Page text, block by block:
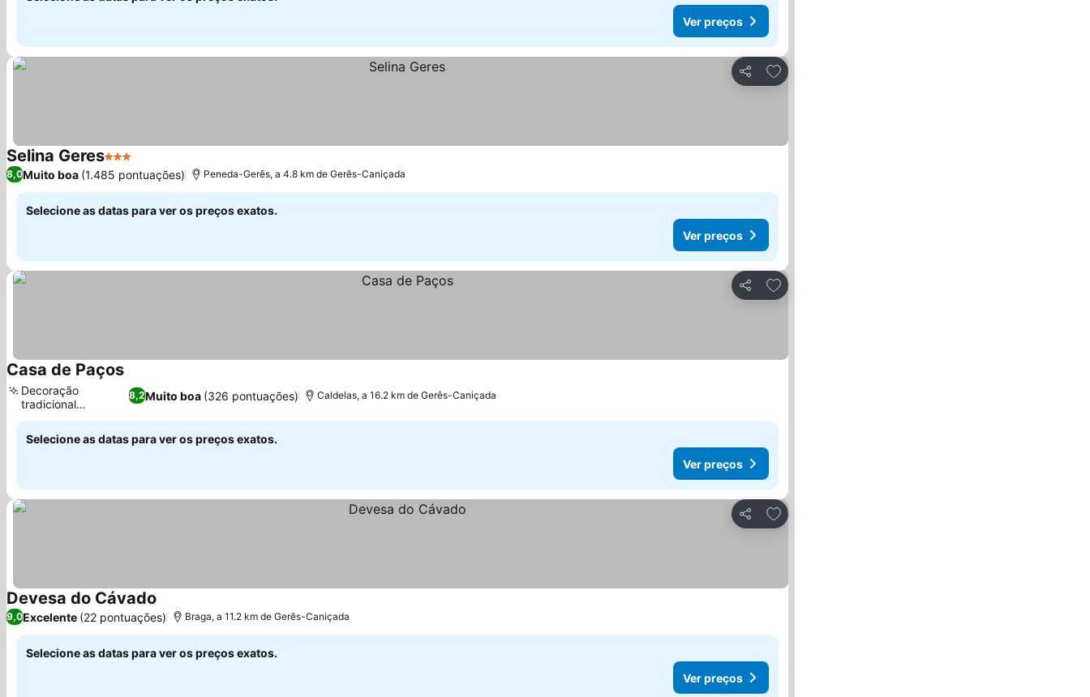
Ver preços
Partilhar
Adicionar aos favoritos
Selina Geres3 Estrelas
8,0Muito boa (1.485 pontuações) Peneda-Gerês, a 4.8 km de Gerês-Caniçada
Selecione as datas para ver os preços exatos.
Ver preços
Partilhar
Adicionar aos favoritos
Casa de Paços
8,2Muito boa (326 pontuações)
Decoração
tradicional
portuguesa
Caldelas, a 16.2 km de Gerês-Caniçada
Selecione as datas para ver os preços exatos.
Ver preços
Partilhar
Adicionar aos favoritos
Devesa do Cávado
9,0Excelente (22 pontuações) Braga, a 11.2 km de Gerês-Caniçada
Selecione as datas para ver os preços exatos.
Ver preços